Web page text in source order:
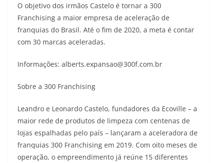
O objetivo dos irmãos Castelo é tornar a 300
Franchising a maior empresa de aceleração de
franquias do Brasil. Até o fim de 2020, a meta é contar
com 30 marcas aceleradas.
Informações: alberts.expansao@300f.com.br
Sobre a 300 Franchising
Leandro e Leonardo Castelo, fundadores da Ecoville – a
maior rede de produtos de limpeza com centenas de
lojas espalhadas pelo país – lançaram a aceleradora de
franquias 300 Franchising em 2019. Com oito meses de
operação, o empreendimento já reúne 15 diferentes